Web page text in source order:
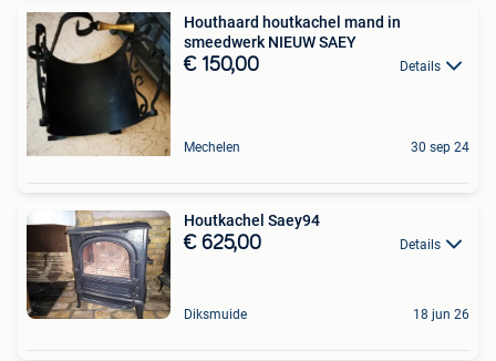
Houthaard houtkachel mand in
smeedwerk NIEUW SAEY
€ 150,00 Details
Mechelen 30 sep 24
Houtkachel Saey94
€ 625,00 Details
Diksmuide 18 jun 26